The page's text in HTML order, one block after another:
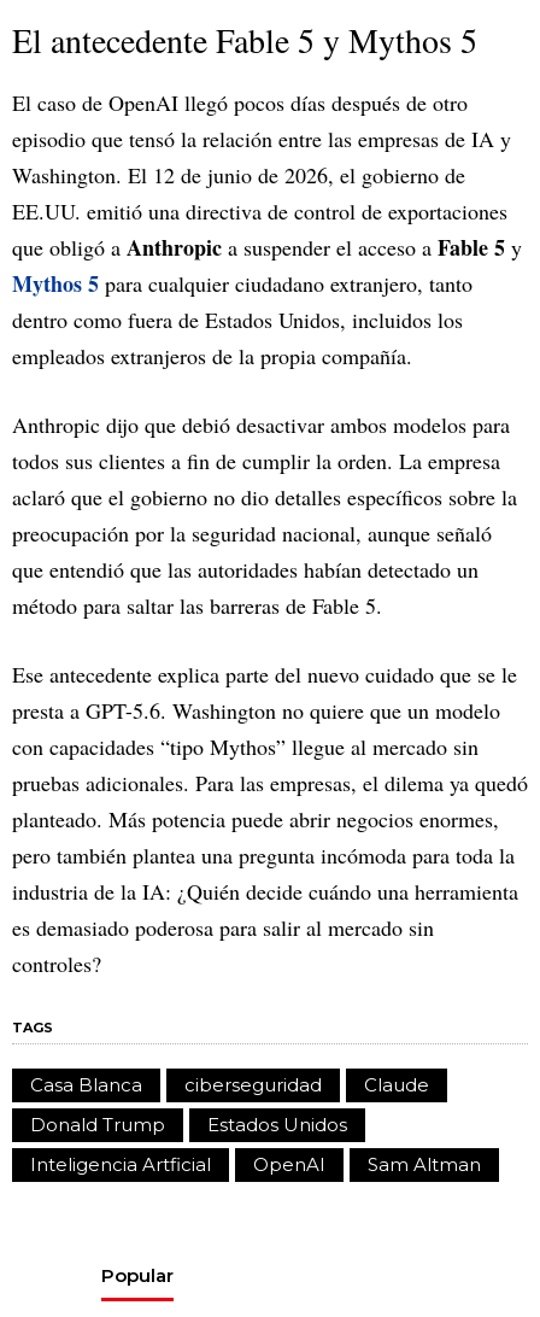
El antecedente Fable 5 y Mythos 5
El caso de OpenAI llegó pocos días después de otro
episodio que tensó la relación entre las empresas de IA y
Washington. El 12 de junio de 2026, el gobierno de
EE.UU. emitió una directiva de control de exportaciones
que obligó a Anthropic a suspender el acceso a Fable 5 y
Mythos 5 para cualquier ciudadano extranjero, tanto
dentro como fuera de Estados Unidos, incluidos los
empleados extranjeros de la propia compañía.
Anthropic dijo que debió desactivar ambos modelos para
todos sus clientes a fin de cumplir la orden. La empresa
aclaró que el gobierno no dio detalles específicos sobre la
preocupación por la seguridad nacional, aunque señaló
que entendió que las autoridades habían detectado un
método para saltar las barreras de Fable 5.
Ese antecedente explica parte del nuevo cuidado que se le
presta a GPT-5.6. Washington no quiere que un modelo
con capacidades “tipo Mythos” llegue al mercado sin
pruebas adicionales. Para las empresas, el dilema ya quedó
planteado. Más potencia puede abrir negocios enormes,
pero también plantea una pregunta incómoda para toda la
industria de la IA: ¿Quién decide cuándo una herramienta
es demasiado poderosa para salir al mercado sin
controles?
TAGS
Casa Blanca ciberseguridad
Claude
Donald Trump
Estados Unidos
Inteligencia Artficial
OpenAI Sam Altman
Popular